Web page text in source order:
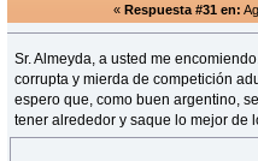
« Respuesta #31 en:
Sr. Almeyda, a usted me
corrupta y mierda de competición
espero que, como buen argentino,
tener alrededor y saque lo mejor de